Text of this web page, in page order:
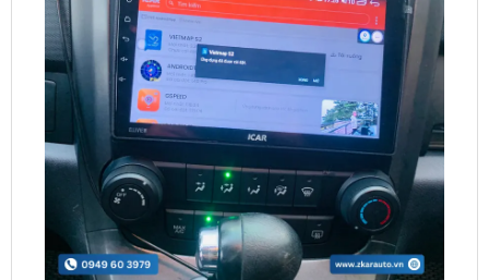
Địa Chỉ Lắp Màn Hình Android Cho Ô Tô CRV Uy Tín